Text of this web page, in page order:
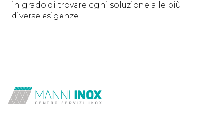
in grado di trovare ogni soluzione alle più
diverse esigenze.